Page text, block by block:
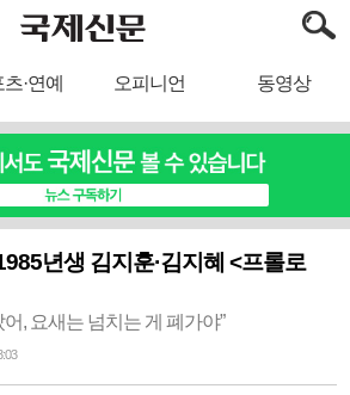
·연예 오피니언 동영상
년생 김지훈·김지혜 <프롤로
, 요새는 넘치는 게 폐가야”